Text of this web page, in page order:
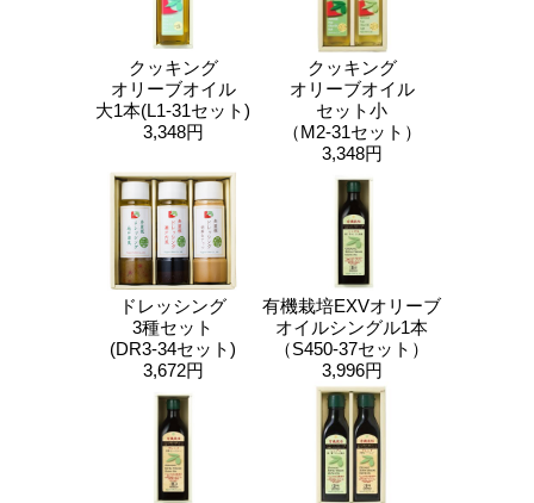
クッキング
オリーブオイル
大1本(L1-31セット)
3,348円
クッキング
オリーブオイル
セット小
（M2-31セット）
3,348円
ドレッシング
3種セット
(DR3-34セット)
3,672円
有機栽培EXVオリーブ
オイルシングル1本
（S450-37セット）
3,996円